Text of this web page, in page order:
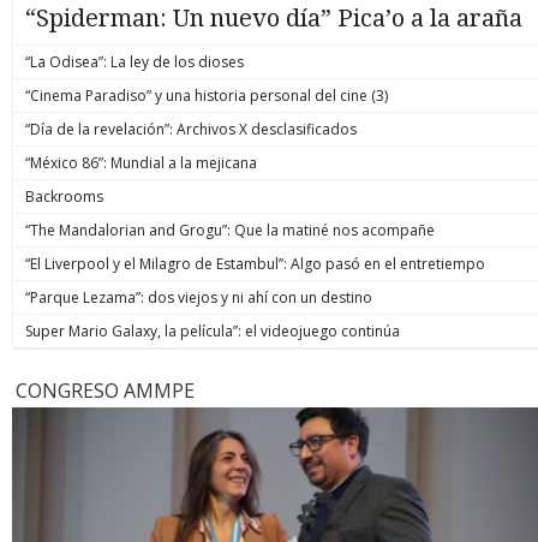
“Spiderman: Un nuevo día” Pica’o a la araña
“La Odisea”: La ley de los dioses
“Cinema Paradiso” y una historia personal del cine (3)
“Día de la revelación”: Archivos X desclasificados
“México 86”: Mundial a la mejicana
Backrooms
“The Mandalorian and Grogu”: Que la matiné nos acompañe
“El Liverpool y el Milagro de Estambul”: Algo pasó en el entretiempo
“Parque Lezama”: dos viejos y ni ahí con un destino
Super Mario Galaxy, la película”: el videojuego continúa
CONGRESO AMMPE